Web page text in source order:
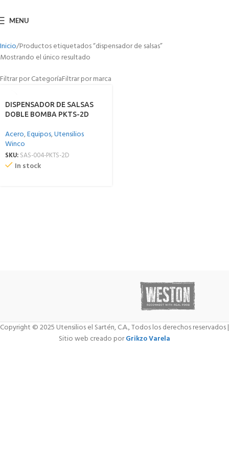
MENU
Inicio Productos etiquetados “dispensador de salsas”
Mostrando el único resultado
Filtrar por CategoríaFiltrar por marca
DISPENSADOR DE SALSAS
DOBLE BOMBA PKTS-2D
Acero,Equipos,Utensilios
Winco
SKU: SAS-004-PKTS-2D
In stock
Copyright © 2025 Utensilios el Sartén, C.A., Todos los derechos reservados |
Sitio web creado porGrikzo Varela